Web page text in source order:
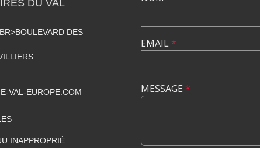
DU VAL
DES
VAL-EUROPE.COM
INAPPROPRIÉ
EMAIL*
MESSAGE *